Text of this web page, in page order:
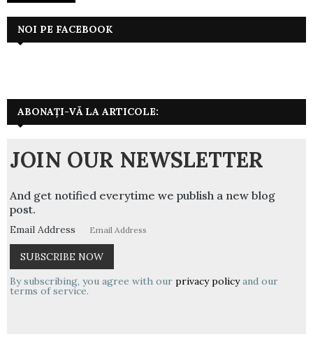
NOI PE FACEBOOK
ABONAȚI-VĂ LA ARTICOLE:
JOIN OUR NEWSLETTER
And get notified everytime we publish a new blog
post.
Email Address
By subscribing, you agree with our privacy policyand our
terms of service.